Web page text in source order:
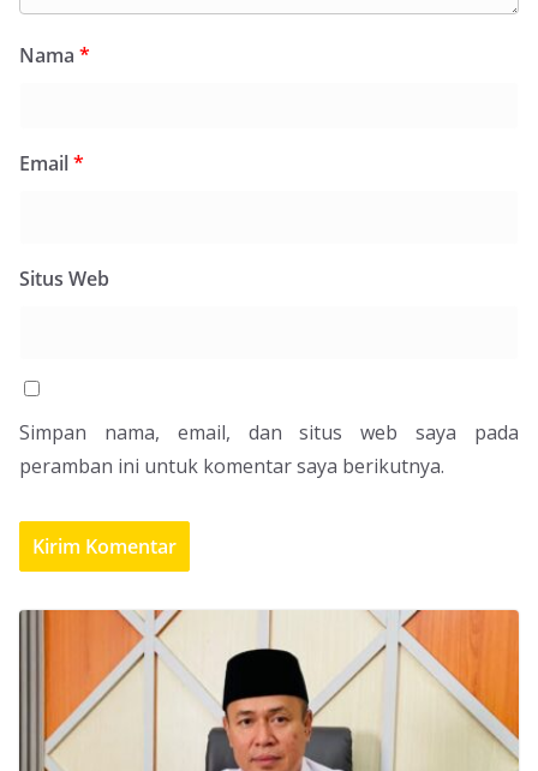
Nama *
Email*
Situs Web
Simpan nama, email, dan situs web saya pada
peramban ini untuk komentar saya berikutnya.